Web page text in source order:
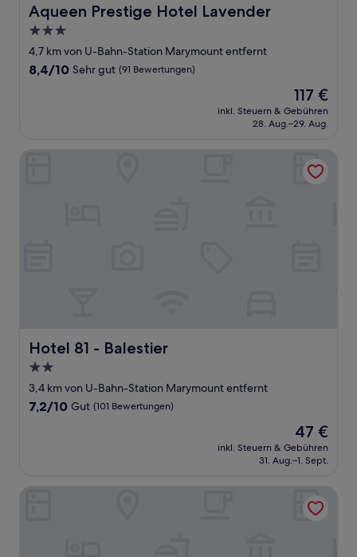
Aqueen Prestige Hotel Lavender
Aqueen Prestige Hotel Lavender
3.0-
Sterne-
Unterkunft
4,7 km von U-Bahn-Station Marymount entfernt
8.4
Bewertungen)
8,4/10 Sehr gut (91 Bewertungen)
Der
Preis
beträgt
117 €
inkl. Steuern & Gebühren
28. Aug.–29. Aug.
Hotel 81 - Balestier
Hotel 81 - Balestier
2.0-
Sterne-
Unterkunft
3,4 km von U-Bahn-Station Marymount entfernt
7.2
7,2/10 Gut (101 Bewertungen)
Der
Preis
beträgt
47 €
inkl. Steuern & Gebühren
31. Aug.–1. Sept.